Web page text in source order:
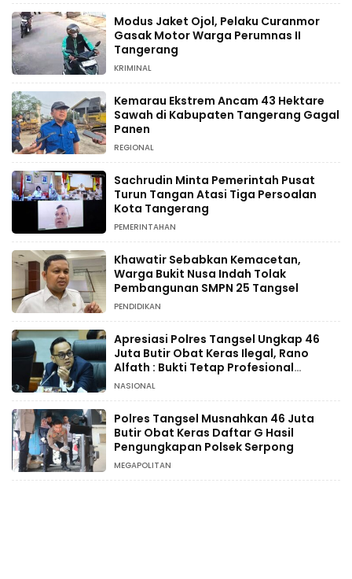
Modus Jaket Ojol, Pelaku Curanmor
Gasak Motor Warga Perumnas II
Tangerang
KRIMINAL
Kemarau Ekstrem Ancam 43 Hektare
Sawah di Kabupaten Tangerang Gagal
Panen
REGIONAL
Sachrudin Minta Pemerintah Pusat
Turun Tangan Atasi Tiga Persoalan
Kota Tangerang
PEMERINTAHAN
Khawatir Sebabkan Kemacetan,
Warga Bukit Nusa Indah Tolak
Pembangunan SMPN 25 Tangsel
PENDIDIKAN
Apresiasi Polres Tangsel Ungkap 46
Juta Butir Obat Keras Ilegal, Rano
Alfath : Bukti Tetap Profesional
Jalankan Tugas
NASIONAL
Polres Tangsel Musnahkan 46 Juta
Butir Obat Keras Daftar G Hasil
Pengungkapan Polsek Serpong
MEGAPOLITAN